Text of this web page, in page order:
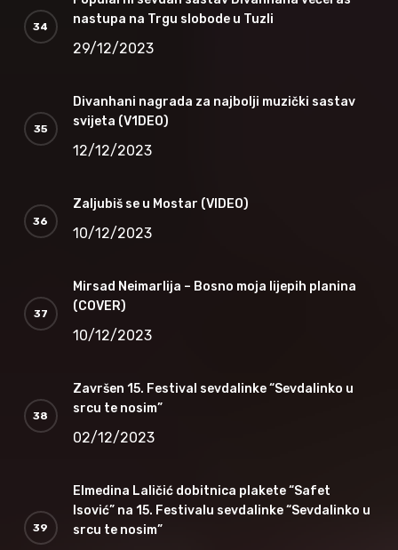
nastupa na Trgu slobode u Tuzli
29/12/2023
Divanhani nagrada za najbolji muzički sastav
svijeta (V1DEO)
12/12/2023
Zaljubiš se u Mostar (VIDEO)
10/12/2023
Mirsad Neimarlija – Bosno moja lijepih planina
(COVER)
10/12/2023
Završen 15. Festival sevdalinke “Sevdalinko u
srcu te nosim”
02/12/2023
Elmedina Laličić dobitnica plakete “Safet
Isović” na 15. Festivalu sevdalinke “Sevdalinko u
srcu te nosim”